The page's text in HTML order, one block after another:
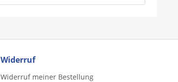
Widerruf
Widerruf meiner Bestellung